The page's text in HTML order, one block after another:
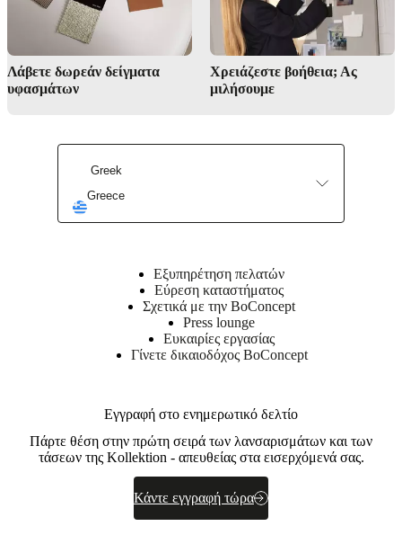
Λάβετε δωρεάν δείγματα
υφασμάτων
Χρειάζεστε βοήθεια; Ας
μιλήσουμε
Greek
Greece
Εξυπηρέτηση πελατών
Εύρεση καταστήματος
Σχετικά με την BoConcept
Press lounge
Ευκαιρίες εργασίας
Γίνετε δικαιοδόχος BoConcept
Εγγραφή στο ενημερωτικό δελτίο
Πάρτε θέση στην πρώτη σειρά των λανσαρισμάτων και των
τάσεων της Kollektion - απευθείας στα εισερχόμενά σας.
Κάντε εγγραφή τώρα